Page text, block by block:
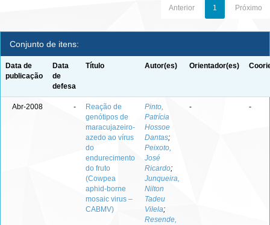
Anterior 1 Próximo
Conjunto de itens:
Data de
publicação
Data
de
defesa
Título Autor(es) Orientador(es)
Abr-2008 -
Reação de
genótipos de
maracujazeiro-
azedo ao vírus
do
endurecimento
do fruto
(Cowpea
aphid-borne
mosaic virus –
CABMV)
Pinto,
Patrícia
Hossoe
Dantas;
Peixoto,
José
Ricardo;
Junqueira,
Nilton
Tadeu
Vilela;
Resende,
- -